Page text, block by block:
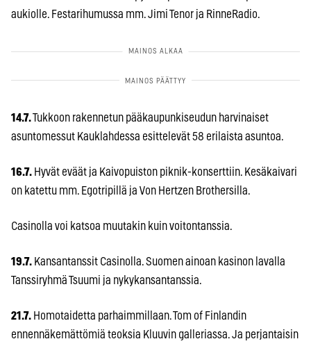
aukiolle. Festarihumussa mm. Jimi Tenor ja RinneRadio.
14.7.Tukkoon rakennetun pääkaupunkiseudun harvinaiset
asuntomessut Kauklahdessa esittelevät 58 erilaista asuntoa.
16.7. Hyvät eväät ja Kaivopuiston piknik-konserttiin. Kesäkaivari
on katettu mm. Egotripillä ja Von Hertzen Brothersilla.
Casinolla voi katsoa muutakin kuin voitontanssia.
19.7. Kansantanssit Casinolla. Suomen ainoan kasinon lavalla
Tanssiryhmä Tsuumi ja nykykansantanssia.
21.7. Homotaidetta parhaimmillaan. Tom of Finlandin
ennennäkemättömiä teoksia Kluuvin galleriassa. Ja perjantaisin